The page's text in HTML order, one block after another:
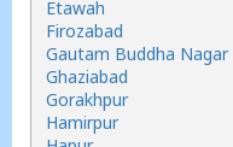
Etawah
Firozabad
Gautam Buddha Nagar
Ghaziabad
Gorakhpur
Hamirpur